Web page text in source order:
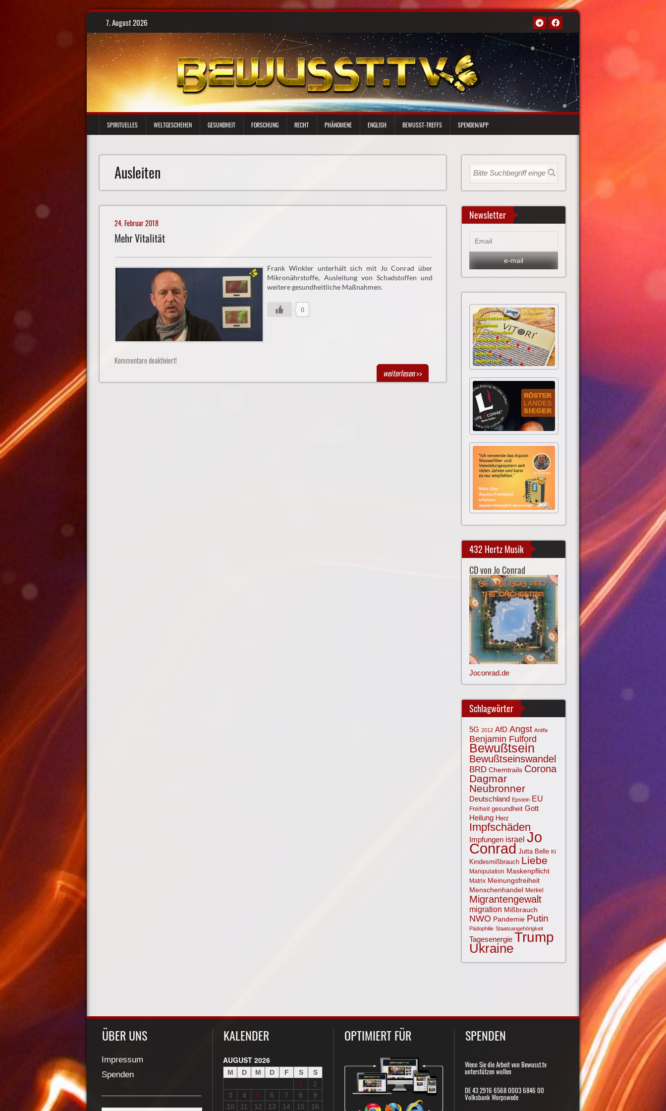
Skip
content
7. August 2026
SPIRITUELLES WELTGESCHEHEN GESUNDHEIT FORSCHUNG RECHT PHÄNOMENE ENGLISH BEWUSST-TREFFS SPENDEN/APP
Ausleiten
24. Februar 2018
Mehr Vitalität
Frank Winkler unterhält sich mit Jo Conrad über
Mikronährstoffe, Ausleitung von Schadstoffen und
weitere gesundheitliche Maßnahmen.
0
Kommentare deaktiviert!
weiterlesen>>
Newsletter
432 Hertz Musik
CD von Jo Conrad
Joconrad.de
Schlagwörter
5G 2012 AfD Angst Antifa
Benjamin Fulford
Bewußtsein
Bewußtseinswandel
BRD Chemtrails Corona
Dagmar
Neubronner
Deutschland Epstein EU
Freiheit gesundheit Gott
Heilung Herz
Impfschäden
Impfungen israel Jo
Conrad Jutta Belle KI
Kindesmißbrauch Liebe
Manipulation Maskenpflicht
Matrix Meinungsfreiheit
Menschenhandel Merkel
Migrantengewalt
migration Mißbrauch
NWO Pandemie Putin
Pädophilie Staatsangehörigkeit
Tagesenergie Trump
Ukraine
ÜBER UNS
Impressum
Spenden
KALENDER
AUGUST 2026
M D M D F S
S
1
2
3
4 5 6 7 8
9
10
11 12 13 14 15 16
OPTIMIERT FÜR SPENDEN
Wenn Sie die Arbeit von Bewusst.tv
unterstützen wollen
DE 43 2916 6568 0003 6846 00
Volksbank Worpswede